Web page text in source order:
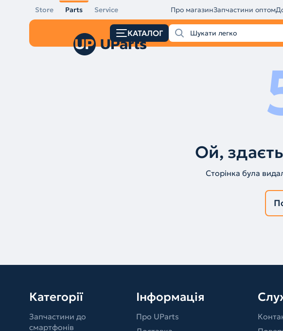
Store Parts Service Про магазинЗапчастини оптом
КАТАЛОГ
Ой,
Сторінка була
Категорії
Запчастини до
смартфонів
Інформація
Про UParts